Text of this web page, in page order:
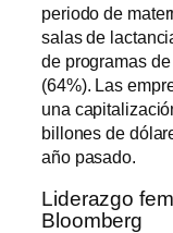
periodo de
salas de
de programas
(64%). Las
una
billones de
año pasado.
Liderazgo
Bloomberg